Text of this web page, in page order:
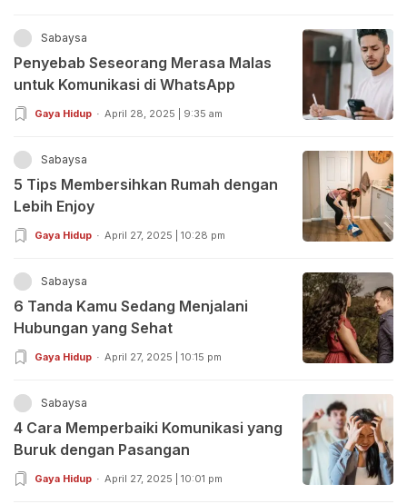
Sabaysa
Penyebab Seseorang Merasa Malas
untuk Komunikasi di WhatsApp
Gaya Hidup April 28, 2025 | 9:35 am
Sabaysa
5 Tips Membersihkan Rumah dengan
Lebih Enjoy
Gaya Hidup April 27, 2025 | 10:28 pm
Sabaysa
6 Tanda Kamu Sedang Menjalani
Hubungan yang Sehat
Gaya Hidup April 27, 2025 | 10:15 pm
Sabaysa
4 Cara Memperbaiki Komunikasi yang
Buruk dengan Pasangan
Gaya Hidup April 27, 2025 | 10:01 pm